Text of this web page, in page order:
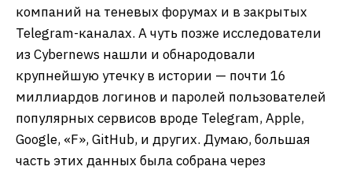
компаний на теневых форумах и в закрытых
Telegram-каналах. А чуть позже исследователи
из Cybernews нашли и обнародовали
крупнейшую утечку в истории — почти 16
миллиардов логинов и паролей пользователей
популярных сервисов вроде Telegram, Apple,
Google, «F», GitHub, и других. Думаю, большая
часть этих данных была собрана через